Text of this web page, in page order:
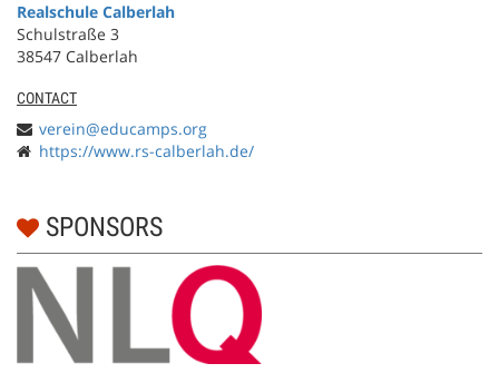
Realschule Calberlah
Schulstraße 3
38547 Calberlah
CONTACT
verein@educamps.org
https://www.rs-calberlah.de/
SPONSORS